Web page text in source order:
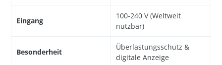
Eingang
100-240 V (Weltweit
nutzbar)
Besonderheit
Überlastungsschutz &
digitale Anzeige